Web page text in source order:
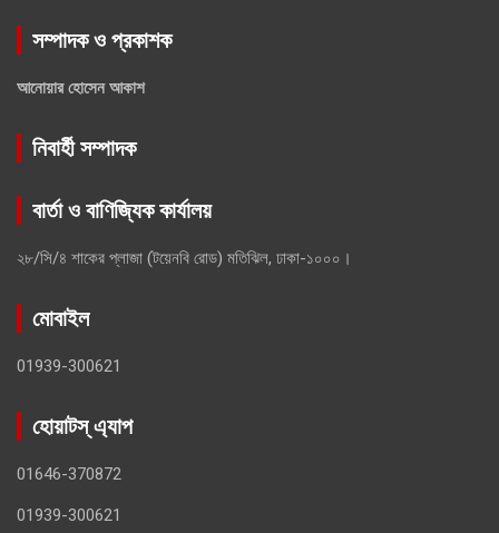
সম্পাদক ও প্রকাশক
আনোয়ার হোসেন আকাশ
নিবার্হী সম্পাদক
বার্তা ও বাণিজ্যিক কার্যালয়
২৮/সি/৪ শাকের প্লাজা (টয়েনবি রোড) মতিঝিল, ঢাকা-১০০০।
মোবাইল
01939-300621
হোয়াটস্ এ্যাপ
01646-370872
01939-300621